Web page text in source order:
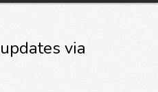
via